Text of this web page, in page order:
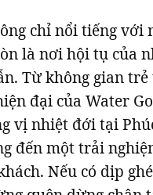
chỉ nổi tiếng với
là nơi hội tụ của
Từ không gian trẻ
đại của Water
vị nhiệt đới tại
đến một trải
Nếu có dịp